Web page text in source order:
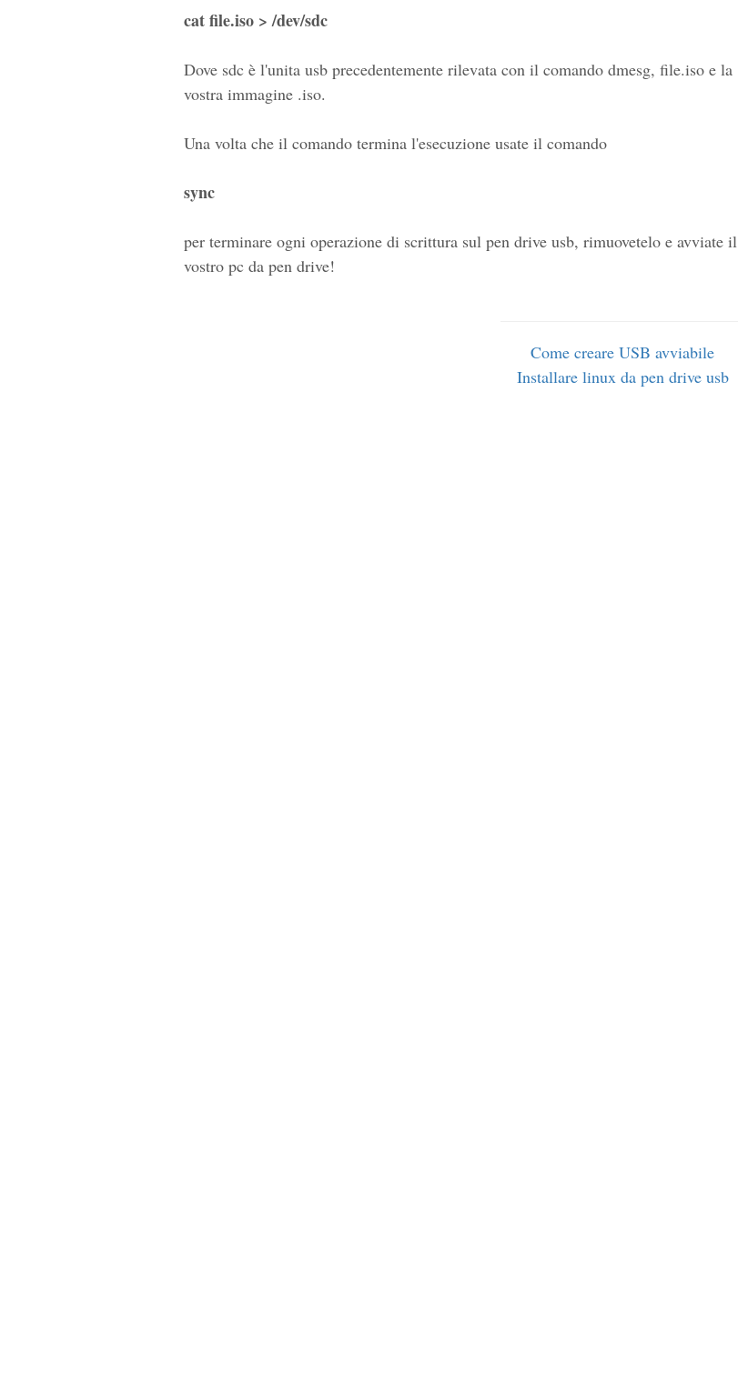
cat file.iso > /dev/sdc
Dove sdc è l'unita usb precedentemente rilevata con il comando dmesg, file.iso e la
vostra immagine .iso.
Una volta che il comando termina l'esecuzione usate il comando
sync
per terminare ogni operazione di scrittura sul pen drive usb, rimuovetelo e avviate il
vostro pc da pen drive!
Come creare USB avviabile
Installare linux da pen drive usb